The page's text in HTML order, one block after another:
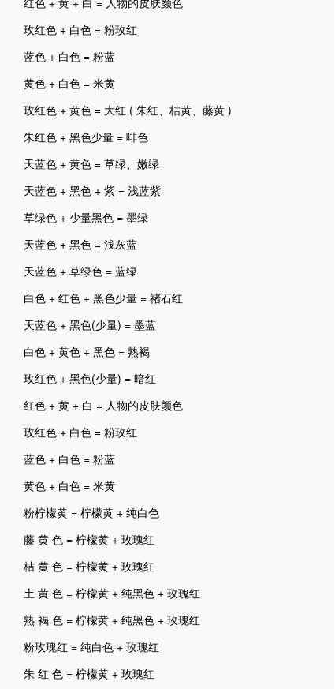
玫红色 + 白色 = 粉玫红
蓝色 + 白色 = 粉蓝
黄色 + 白色 = 米黄
玫红色 + 黄色 = 大红 ( 朱红、桔黄、藤黄 )
朱红色 + 黑色少量 = 啡色
天蓝色 + 黄色 = 草绿、嫩绿
天蓝色 + 黑色 + 紫 = 浅蓝紫
草绿色 + 少量黑色 = 墨绿
天蓝色 + 黑色 = 浅灰蓝
天蓝色 + 草绿色 = 蓝绿
白色 + 红色 + 黑色少量 = 禇石红
天蓝色 + 黑色(少量) = 墨蓝
白色 + 黄色 + 黑色 = 熟褐
玫红色 + 黑色(少量) = 暗红
红色 + 黄 + 白 = 人物的皮肤颜色
玫红色 + 白色 = 粉玫红
蓝色 + 白色 = 粉蓝
黄色 + 白色 = 米黄
粉柠檬黄 = 柠檬黄 + 纯白色
藤 黄 色 = 柠檬黄 + 玫瑰红
桔 黄 色 = 柠檬黄 + 玫瑰红
土 黄 色 = 柠檬黄 + 纯黑色 + 玫瑰红
熟 褐 色 = 柠檬黄 + 纯黑色 + 玫瑰红
粉玫瑰红 = 纯白色 + 玫瑰红
朱 红 色 = 柠檬黄 + 玫瑰红